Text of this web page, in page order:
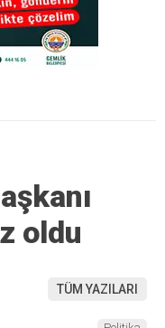
oldu
TÜM YAZILARI